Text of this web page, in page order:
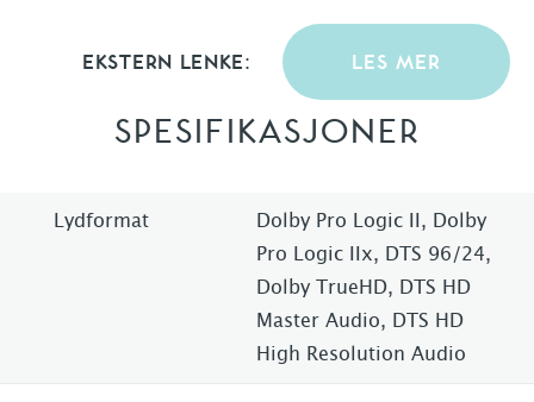
EKSTERN LENKE: LES MER
SPESIFIKASJONER
Lydformat
Dolby Pro Logic II, Dolby
Pro Logic IIx, DTS 96/24,
Dolby TrueHD, DTS HD
Master Audio, DTS HD
High Resolution Audio